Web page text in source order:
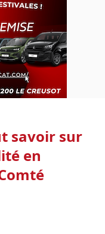
savoir sur
en
mail